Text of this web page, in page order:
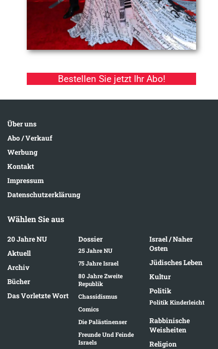
Bestellen Sie jetzt Ihr Abo!
Über uns
Abo / Verkauf
Werbung
Kontakt
Impressum
Datenschutzerklärung
Wählen Sie aus
20 Jahre NU
Aktuell
Archiv
Bücher
Das Vorletzte Wort
Dossier
25 Jahre NU
75 Jahre Israel
80 Jahre Zweite
Republik
Chassidismus
Comics
Die Palästinenser
Freunde Und Feinde
Israels
Israel / Naher
Osten
Jüdisches Leben
Kultur
Politik
Politik Kinderleicht
Rabbinische
Weisheiten
Religion